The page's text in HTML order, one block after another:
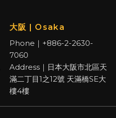
大阪 | Osaka
Phone｜+886-2-2630-
7060
Address｜日本大阪市北區天
滿二丁目1之12號 天滿橋SE大
樓4樓